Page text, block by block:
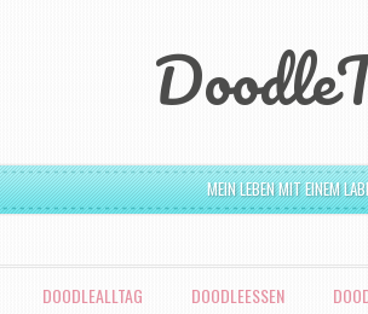
MEIN LEBEN MIT EINEM
DOODLEALLTAG DOODLEESSEN